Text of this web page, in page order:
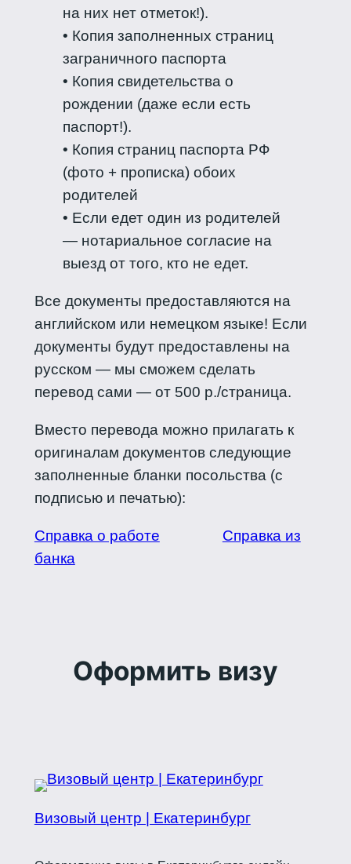
на них нет отметок!).
• Копия заполненных страниц
заграничного паспорта
• Копия свидетельства о
рождении (даже если есть
паспорт!).
• Копия страниц паспорта РФ
(фото + прописка) обоих
родителей
• Если едет один из родителей
— нотариальное согласие на
выезд от того, кто не едет.
Все документы предоставляются на
английском или немецком языке! Если
документы будут предоставлены на
русском — мы сможем сделать
перевод сами — от 500 р./страница.
Вместо перевода можно прилагать к
оригиналам документов следующие
заполненные бланки посольства (с
подписью и печатью):
Справка о работе
Справка из
банка
Оформить визу
Визовый центр | Екатеринбург